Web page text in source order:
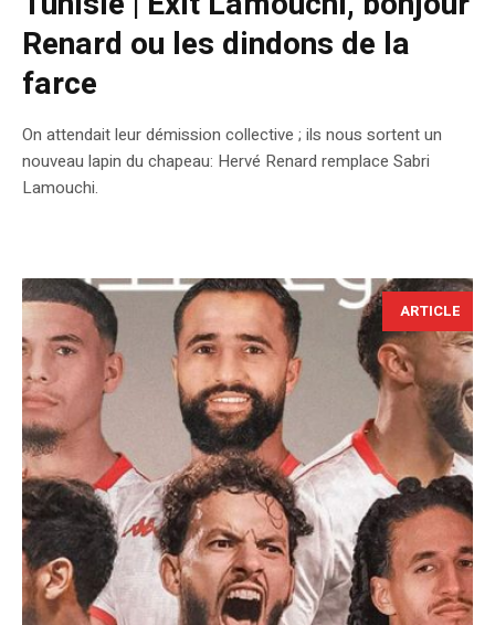
Renard ou les dindons de la
farce
On attendait leur démission collective ; ils nous sortent un
nouveau lapin du chapeau: Hervé Renard remplace Sabri
Lamouchi.
ARTICLE